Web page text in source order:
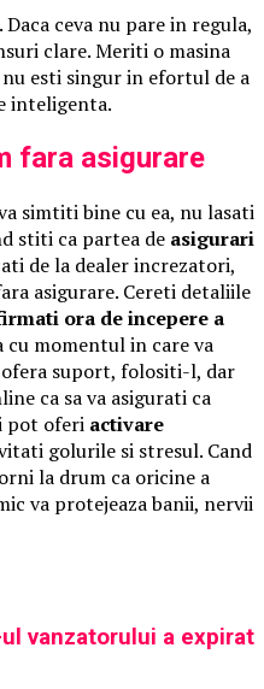
ceva nu pare in regula,
clare. Meriti o masina
esti singur in efortul de a
inteligenta.
fara asigurare
simtiti bine cu ea, nu lasati
stiti ca partea de asigurari
de la dealer increzatori,
asigurare. Cereti detaliile
ora de incepere a
cu momentul in care va
ofera suport, folositi-l, dar
ca sa va asigurati ca
pot oferi activare
golurile si stresul. Cand
la drum ca oricine a
va protejeaza banii, nervii
vanzatorului a expirat